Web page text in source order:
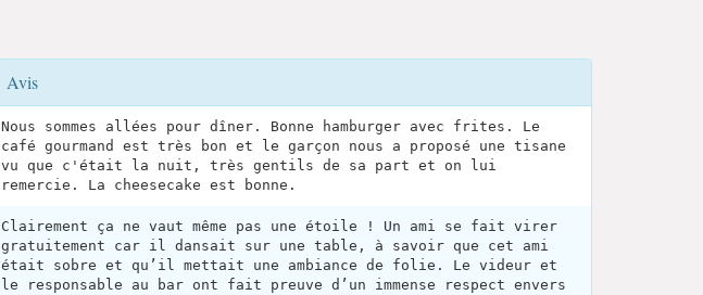
Avis
Nous sommes allées pour dîner. Bonne hamburger avec frites. Le
café gourmand est très bon et le garçon nous a proposé une tisane
vu que c'était la nuit, très gentils de sa part et on lui
remercie. La cheesecake est bonne.
Clairement ça ne vaut même pas une étoile ! Un ami se fait virer
gratuitement car il dansait sur une table, à savoir que cet ami
était sobre et qu’il mettait une ambiance de folie. Le videur et
le responsable au bar ont fait preuve d’un immense respect envers